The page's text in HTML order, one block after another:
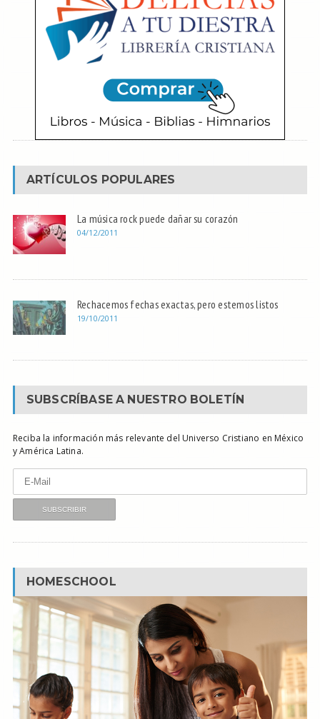
ARTÍCULOS POPULARES
La música rock puede dañar su corazón
04/12/2011
Rechacemos fechas exactas, pero estemos listos
19/10/2011
SUBSCRÍBASE A NUESTRO BOLETÍN
Reciba la información más relevante del Universo Cristiano en México
y América Latina.
HOMESCHOOL